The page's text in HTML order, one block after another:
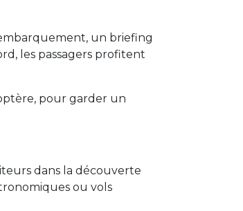
un briefing
les passagers profitent
pour garder un
dans la découverte
ou vols